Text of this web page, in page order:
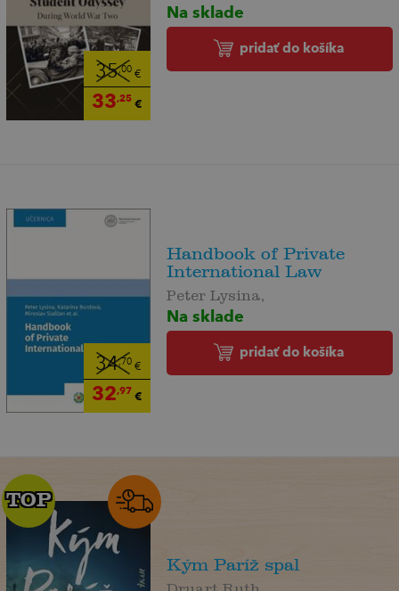
35,00€
33,25€
Na sklade
pridať do košíka
34,70€
32,97 €
Handbook of Private
International Law
Peter Lysina,
Na sklade
pridať do košíka
TOP
TOP
Kým Paríž spal
Druart Ruth